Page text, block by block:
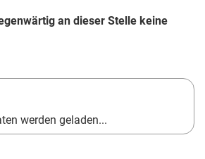
an dieser Stelle keine
werden geladen...